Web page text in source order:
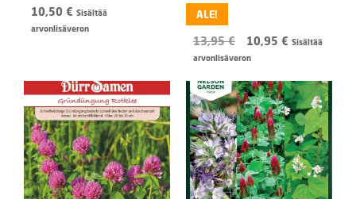
10,50 € Sisältää
arvonlisäveron
ALE!
13,95€
Alkuperäinen
hinta
13,95 €.
10,95 € Nykyinen
10,95 €.
Sisältää
arvonlisäveron